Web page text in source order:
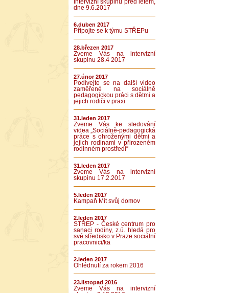
Intervizní skupinu před létem,
dne 9.6.2017
6.duben 2017
Připojte se k týmu STŘEPu
28.březen 2017
Zveme Vás na intervizní
skupinu 28.4 2017
27.únor 2017
Podívejte se na další video
zaměřené na sociálně
pedagogickou práci s dětmi a
jejich rodiči v praxi
31.leden 2017
Zveme Vás ke sledování
videa „Sociálně-pedagogická
práce s ohroženými dětmi a
jejich rodinami v přirozeném
rodinném prostředí“
31.leden 2017
Zveme Vás na intervizní
skupinu 17.2.2017
5.leden 2017
Kampaň Mít svůj domov
2.leden 2017
STŘEP - České centrum pro
sanaci rodiny, z.ú. hledá pro
své středisko v Praze sociální
pracovnici/ka
2.leden 2017
Ohlédnutí za rokem 2016
23.listopad 2016
Zveme Vás na intervizní